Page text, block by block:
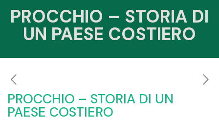
PROCCHIO – STORIA DI
UN PAESE COSTIERO
PROCCHIO – STORIA DI UN
PAESE COSTIERO